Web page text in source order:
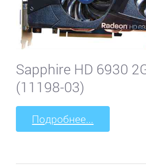
Sapphire HD 6930
(11198-03)
Подробнее...
Manli
MSI
Palit
Pegatron